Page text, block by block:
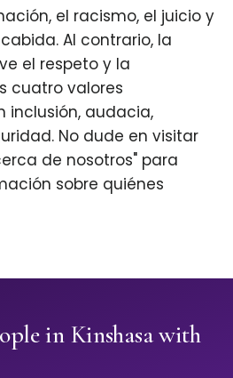
el racismo, el juicio y
Al contrario, la
el respeto y la
cuatro valores
inclusión, audacia,
No dude en visitar
de nosotros" para
sobre quiénes
in Kinshasa with